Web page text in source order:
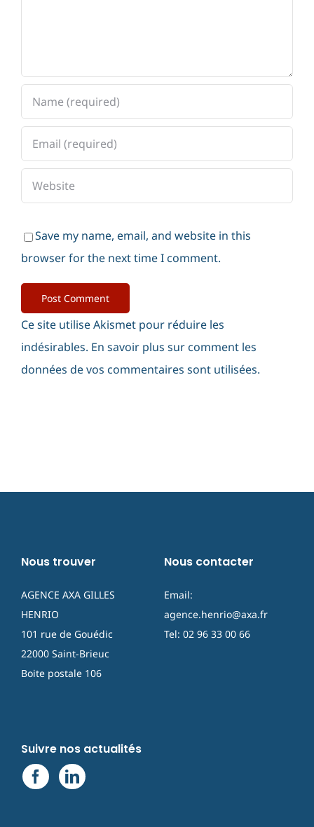
Save my name, email, and website in this
browser for the next time I comment.
Ce site utilise Akismet pour réduire les
indésirables. En savoir plus sur comment les
données de vos commentaires sont utilisées.
Nous trouver
AGENCE AXA GILLES
HENRIO
101 rue de Gouédic
22000 Saint-Brieuc
Boite postale 106
Nous contacter
Email:
agence.henrio@axa.fr
Tel: 02 96 33 00 66
Suivre nos actualités